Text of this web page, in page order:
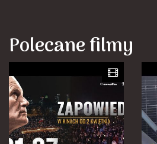
Polecane filmy